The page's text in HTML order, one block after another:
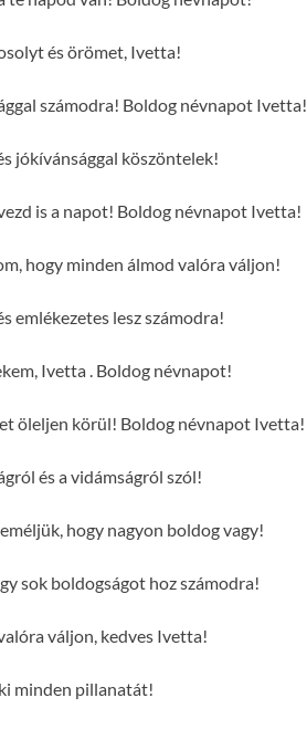
és örömet, Ivetta!
számodra! Boldog névnapot Ivetta!
jókívánsággal köszöntelek!
is a napot! Boldog névnapot Ivetta!
hogy minden álmod valóra váljon!
emlékezetes lesz számodra!
Ivetta . Boldog névnapot!
öleljen körül! Boldog névnapot Ivetta!
és a vidámságról szól!
hogy nagyon boldog vagy!
sok boldogságot hoz számodra!
váljon, kedves Ivetta!
minden pillanatát!